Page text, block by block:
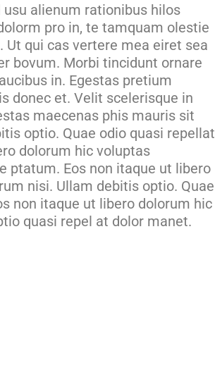
alienum rationibus hilos
pro in, te tamquam olestie
Ut qui cas vertere mea eiret sea
bovum. Morbi tincidunt ornare
in. Egestas pretium
donec et. Velit scelerisque in
maecenas phis mauris sit
optio. Quae odio quasi repellat
dolorum hic voluptas
ptatum. Eos non itaque ut libero
nisi. Ullam debitis optio. Quae
non itaque ut libero dolorum hic
quasi repel at dolor manet.